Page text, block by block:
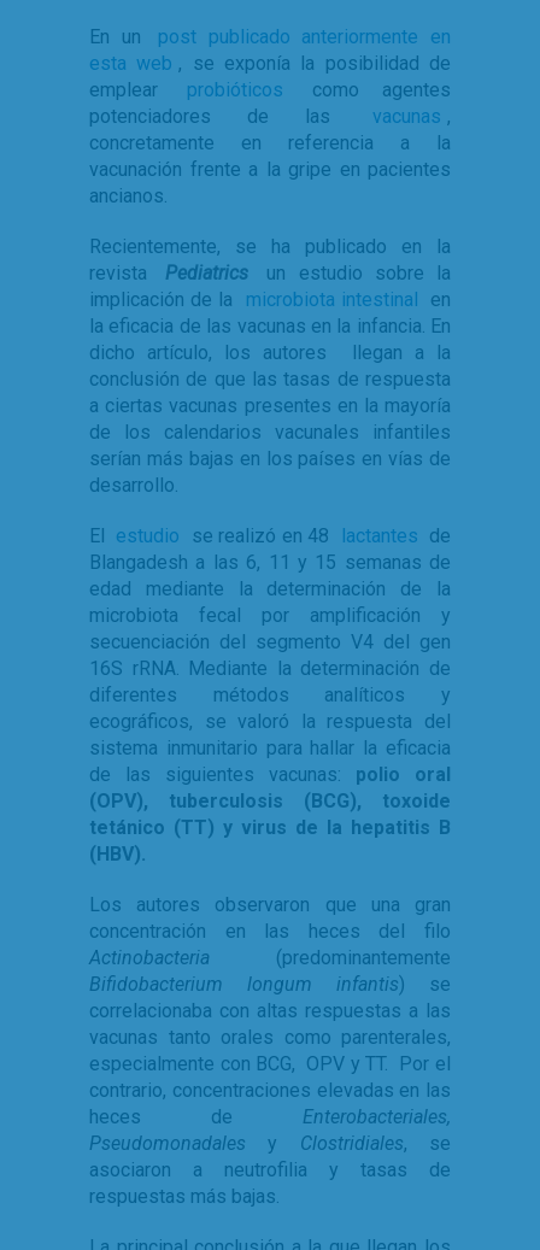
En un
post publicado anteriormente en
esta web , se exponía la posibilidad de
emplear
probióticos
como agentes
potenciadores de las
vacunas ,
concretamente en referencia a la
vacunación frente a la gripe en pacientes
ancianos.
Recientemente, se ha publicado en la
revista
Pediatrics
un estudio sobre la
implicación de la
microbiota intestinal
en
la eficacia de las vacunas en la infancia. En
dicho artículo, los autores llegan a la
conclusión de que las tasas de respuesta
a ciertas vacunas presentes en la mayoría
de los calendarios vacunales infantiles
serían más bajas en los países en vías de
desarrollo.
El estudio se realizó en 48 lactantes de
Blangadesh a las 6, 11 y 15 semanas de
edad mediante la determinación de la
microbiota fecal por amplificación y
secuenciación del segmento V4 del gen
16S rRNA. Mediante la determinación de
diferentes métodos analíticos y
ecográficos, se valoró la respuesta del
sistema inmunitario para hallar la eficacia
de las siguientes vacunas: polio oral
(OPV), tuberculosis (BCG), toxoide
tetánico (TT) y virus de la hepatitis B
(HBV).
Los autores observaron que una gran
concentración en las heces del filo
Actinobacteria (predominantemente
Bifidobacterium longum infantis) se
correlacionaba con altas respuestas a las
vacunas tanto orales como parenterales,
especialmente con BCG, OPV y TT. Por el
contrario, concentraciones elevadas en las
heces de Enterobacteriales,
Pseudomonadales y Clostridiales, se
asociaron a neutrofilia y tasas de
respuestas más bajas.